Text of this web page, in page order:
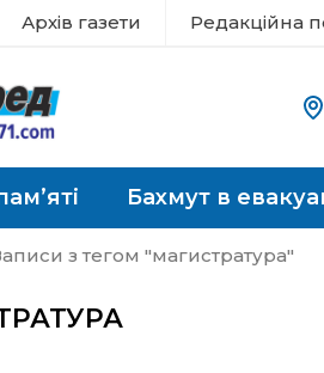
Архів газети Редакційна
Бахмут в
з тегом "магистратура"